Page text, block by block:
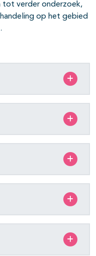
tot verder onderzoek,
op het gebied